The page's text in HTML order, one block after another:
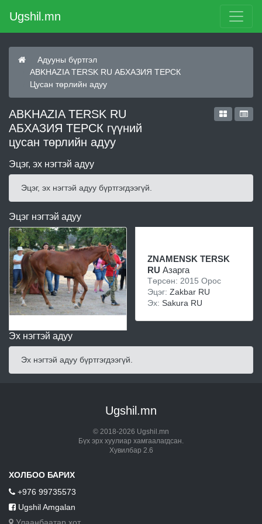
Ugshil.mn
Адууны бүртгэл
ABKHAZIA TERSK RU АБХАЗИЯ ТЕРСК
Цусан төрлийн адуу
ABKHAZIA TERSK RU
АБХАЗИЯ ТЕРСК гүүний
цусан төрлийн адуу
Эцэг, эх нэгтэй адуу
Эцэг, эх нэгтэй адуу бүртгэгдээгүй.
Эцэг нэгтэй адуу
ZNAMENSK TERSK
RU Азарга
Төрсөн: 2015 Орос
Эцэг: Zakbar RU
Эх: Sakura RU
Эх нэгтэй адуу
Эх нэгтэй адуу бүртгэгдээгүй.
Ugshil.mn
© 2018-2026 Ugshil.mn
Бүх эрх хуулиар хамгаалагдсан.
Хувилбар 2.6
ХОЛБОО БАРИХ
+976 99735573
Ugshil Amgalan
Улаанбаатар хот